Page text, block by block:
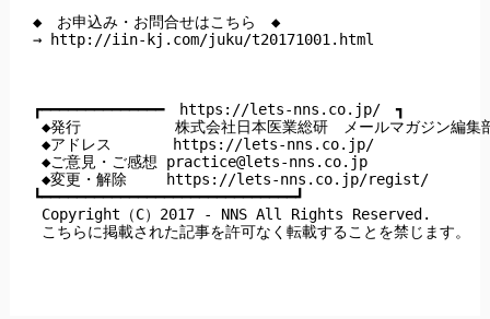
◆　お申込み・お問合せはこちら　◆
→ http://iin-kj.com/juku/t20171001.html
┏━━━━━━━━━━━━━━　https://lets-nns.co.jp/　┓
◆発行　         株式会社日本医業総研　メールマガジン編集
◆アドレス       https://lets-nns.co.jp/
◆ご意見・ご感想 practice@lets-nns.co.jp
◆変更・解除　　 https://lets-nns.co.jp/regist/
┗━━━━━━━━━━━━━━━━━━━━━━━━━━━━━┛
Copyright（C）2017 - NNS All Rights Reserved.
こちらに掲載された記事を許可なく転載することを禁じます。